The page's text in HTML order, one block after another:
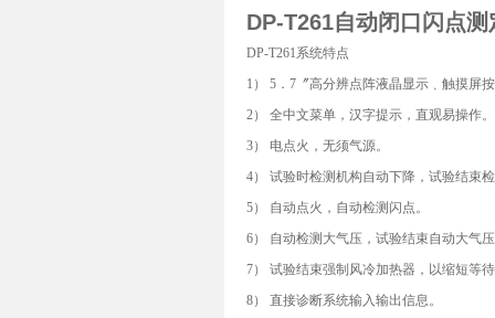
DP-T261自动闭口闪点测
DP-T261系统特点
1） 5．7〞高分辨点阵液晶显示﹑触摸屏
2） 全中文菜单，汉字提示，直观易操作。
3） 电点火，无须气源。
4） 试验时检测机构自动下降，试验结束
5） 自动点火，自动检测闪点。
6） 自动检测大气压，试验结束自动大气
7） 试验结束强制风冷加热器，以缩短等
8） 直接诊断系统输入输出信息。